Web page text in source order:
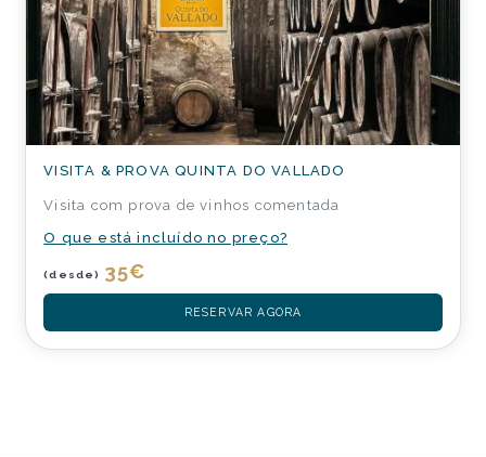
VISITA & PROVA QUINTA DO VALLADO
Visita com prova de vinhos comentada
O que está incluído no preço?
(desde) 35€
RESERVAR AGORA